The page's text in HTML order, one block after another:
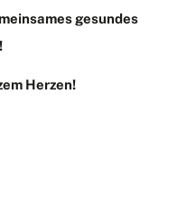
gesundes
Herzen!